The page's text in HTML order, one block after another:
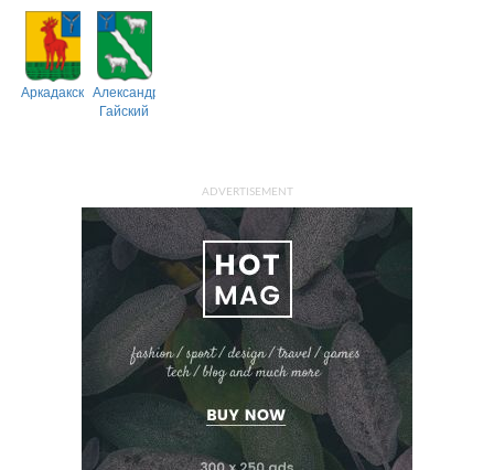
АркадакскийАлександрово-
Гайский
ADVERTISEMENT